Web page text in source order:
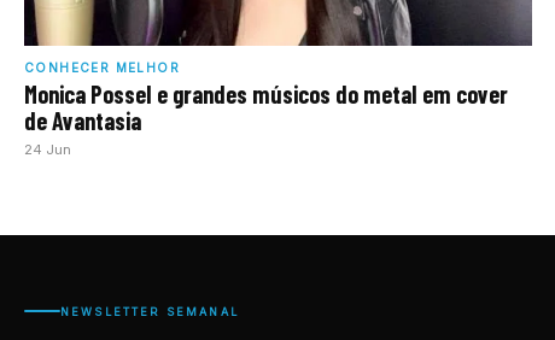
CONHECER MELHOR
Monica Possel e grandes músicos do metal em cover
de Avantasia
24 Jun
NEWSLETTER SEMANAL